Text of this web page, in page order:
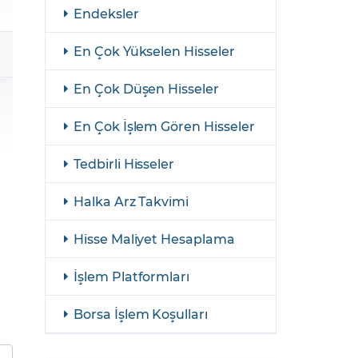
GCM Borsa Trader Eğitim Videoları
Endeksler
En Çok Yükselen Hisseler
En Çok Düşen Hisseler
En Çok İşlem Gören Hisseler
Tedbirli Hisseler
Halka Arz Takvimi
Hisse Maliyet Hesaplama
İşlem Platformları
Borsa İşlem Koşulları